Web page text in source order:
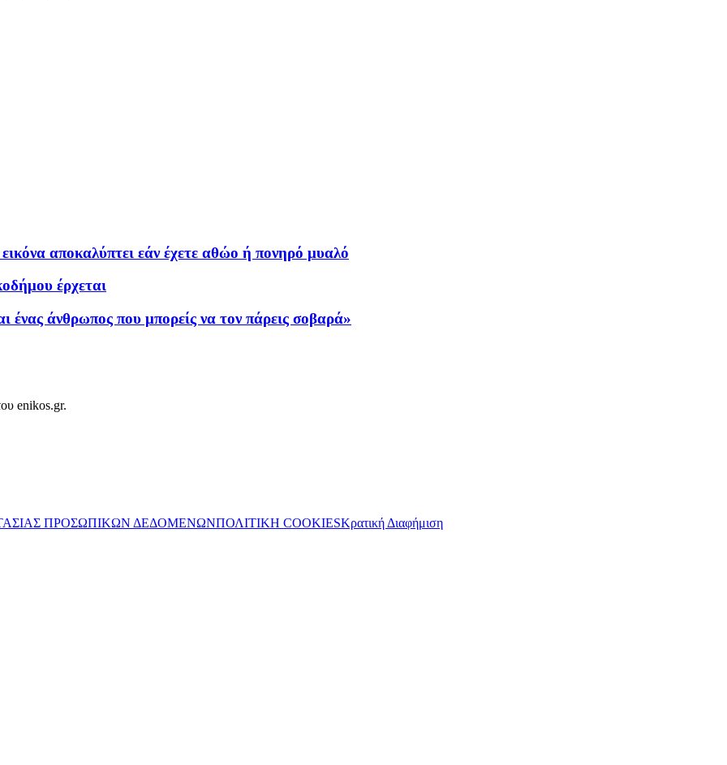
αποκαλύπτει εάν έχετε αθώο ή πονηρό μυαλό
έρχεται
άνθρωπος που μπορείς να τον πάρεις σοβαρά»
enikos.gr.
ΠΡΟΣΩΠΙΚΩΝ ΔΕΔΟΜΕΝΩΝΠΟΛΙΤΙΚΗ COOKIESΚρατική Διαφήμιση